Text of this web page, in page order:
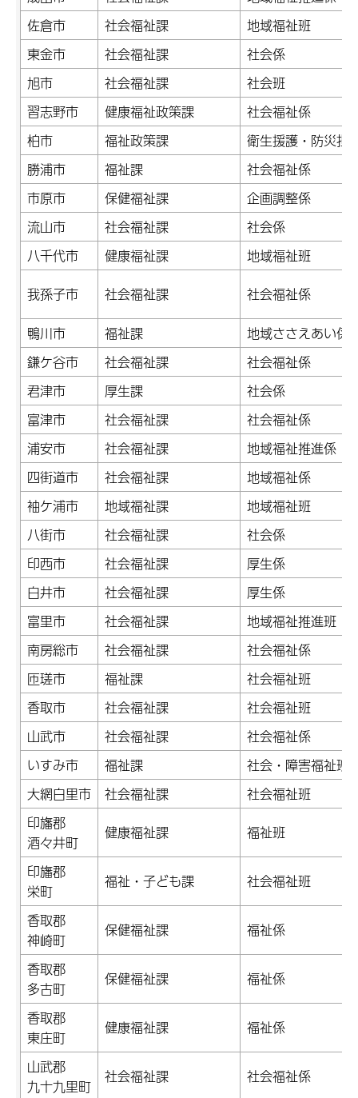
佐倉市
社会福祉課
地域福祉班
東金市
社会福祉課
社会係
旭市
社会福祉課
社会班
習志野市
健康福祉政策課
社会福祉係
柏市
福祉政策課
衛生援護・防災担
勝浦市
福祉課
社会福祉係
市原市
保健福祉課
企画調整係
流山市
社会福祉課
社会係
八千代市
健康福祉課
地域福祉班
我孫子市
社会福祉課
社会福祉係
鴨川市
福祉課
地域ささえあい係
鎌ケ谷市
社会福祉課
社会福祉係
君津市
厚生課
社会係
富津市
社会福祉課
社会福祉係
浦安市
社会福祉課
地域福祉推進係
四街道市
社会福祉課
地域福祉係
袖ケ浦市
地域福祉課
地域福祉班
八街市
社会福祉課
社会係
印西市
社会福祉課
厚生係
白井市
社会福祉課
厚生係
富里市
社会福祉課
地域福祉推進班
南房総市
社会福祉課
社会福祉係
匝瑳市
福祉課
社会福祉班
香取市
社会福祉課
社会福祉班
山武市
社会福祉課
社会福祉係
いすみ市
福祉課
社会・障害福祉班
大網白里市
社会福祉課
社会福祉班
印旛郡
酒々井町
健康福祉課
福祉班
印旛郡
栄町
福祉・子ども課
社会福祉班
香取郡
神崎町
保健福祉課
福祉係
香取郡
多古町
保健福祉課
福祉係
香取郡
東庄町
健康福祉課
福祉係
山武郡
九十九里町
社会福祉課
社会福祉係